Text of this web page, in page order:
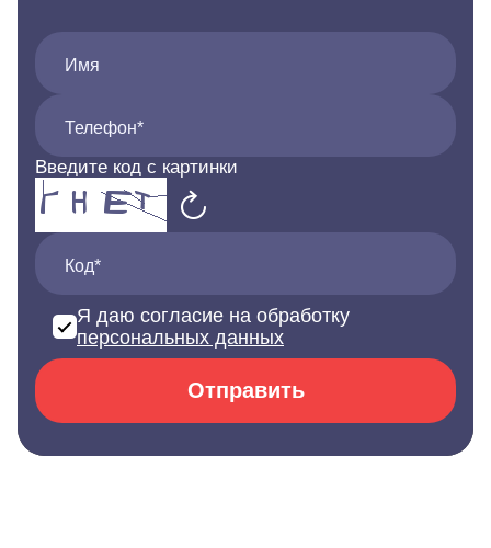
Имя
Телефон*
Введите код с картинки
Код*
Я даю согласие на обработку
персональных данных
Отправить